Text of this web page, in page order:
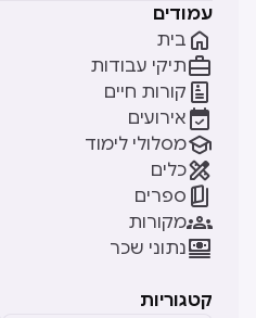
עמודים
בית 
תיקי עבודות
קורות חיים 
אירועים 
מסלולי לימוד
כלים
ספרים 
מקורות
נתוני שכר
קטגוריות